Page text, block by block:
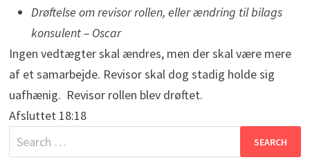
Drøftelse om revisor rollen, eller ændring til bilags
konsulent – Oscar
Ingen vedtægter skal ændres, men der skal være mere
af et samarbejde. Revisor skal dog stadig holde sig
uafhænig. Revisor rollen blev drøftet.
Afsluttet 18:18
Search
for: